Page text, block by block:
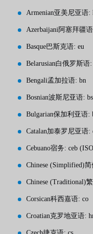
Armenian亚美尼亚语:
Azerbaijani阿塞拜疆
Basque巴斯克语: eu
Belarusian白俄罗斯语:
Bengali孟加拉语: bn
Bosnian波斯尼亚语: bs
Bulgarian保加利亚语:
Catalan加泰罗尼亚语:
Cebuano宿务: ceb
Chinese (Simplified)
Chinese (Traditional)
Corsican科西嘉语: co
Croatian克罗地亚语: